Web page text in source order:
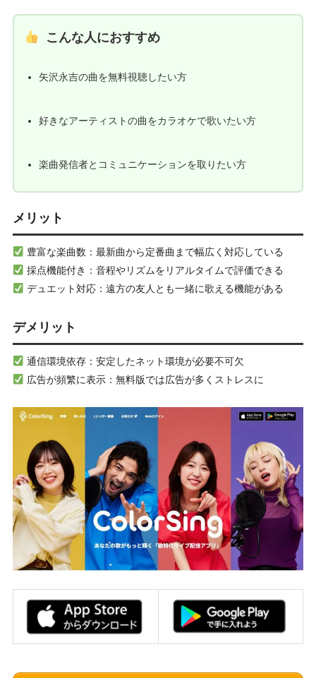
こんな人におすすめ
矢沢永吉の曲を無料視聴したい方
好きなアーティストの曲をカラオケで歌いたい方
楽曲発信者とコミュニケーションを取りたい方
メリット
豊富な楽曲数：最新曲から定番曲まで幅広く対応している
採点機能付き：音程やリズムをリアルタイムで評価できる
デュエット対応：遠方の友人とも一緒に歌える機能がある
デメリット
通信環境依存：安定したネット環境が必要不可欠
広告が頻繁に表示：無料版では広告が多くストレスに